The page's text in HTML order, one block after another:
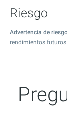
Riesgo
Advertencia de
rendimientos futuros.